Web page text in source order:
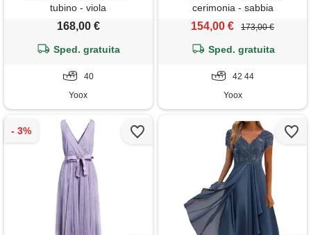
tubino - viola
168,00 €
Sped. gratuita
40
Yoox
cerimonia - sabbia
154,00 € 173,00 €
Sped. gratuita
42 44
Yoox